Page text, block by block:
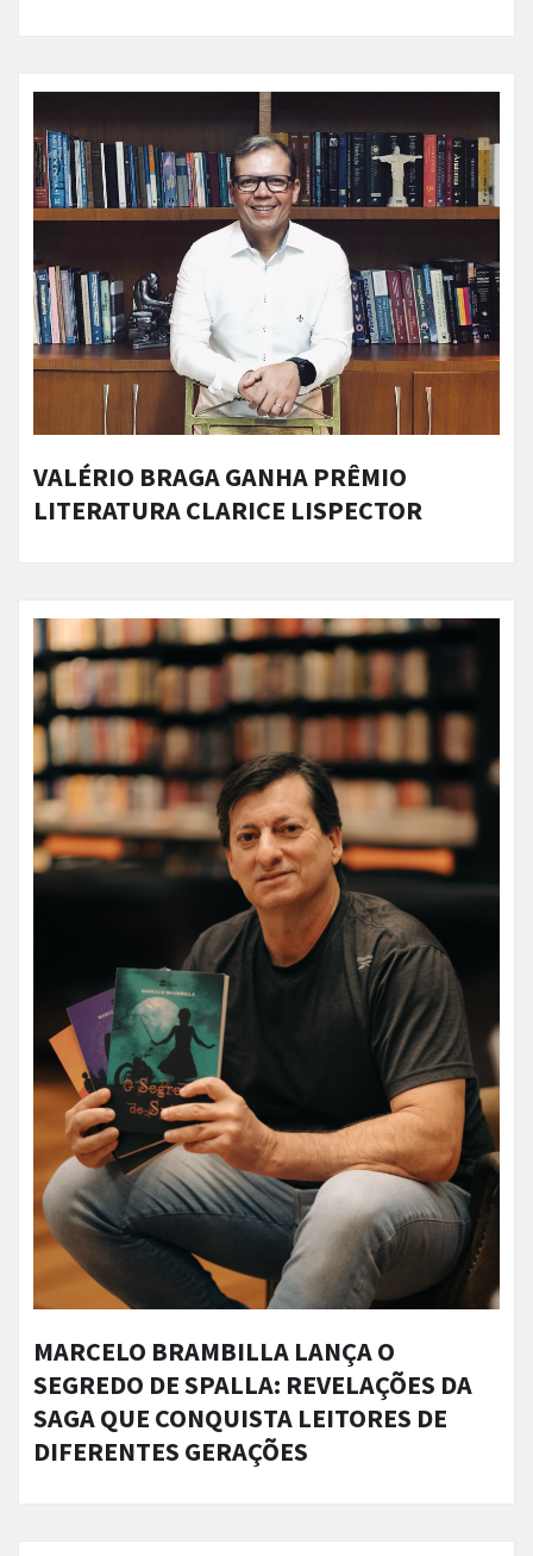
VALÉRIO BRAGA GANHA PRÊMIO
LITERATURA CLARICE LISPECTOR
MARCELO BRAMBILLA LANÇA O
SEGREDO DE SPALLA: REVELAÇÕES DA
SAGA QUE CONQUISTA LEITORES DE
DIFERENTES GERAÇÕES